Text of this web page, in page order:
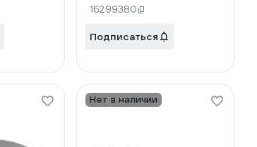
16299380
Подписаться
Нет в наличии